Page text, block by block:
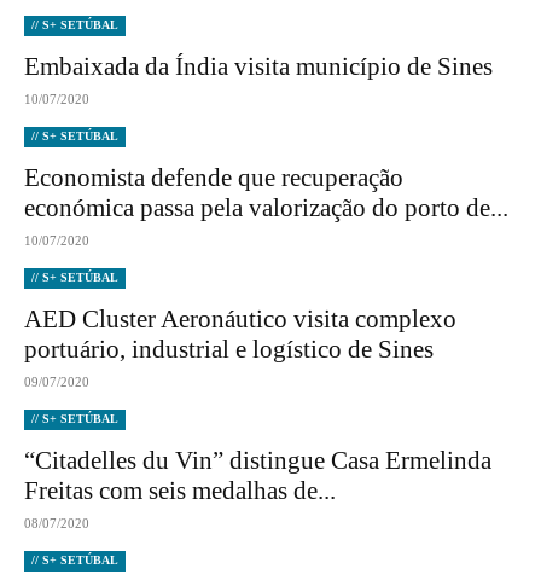
// S+ SETÚBAL
Embaixada da Índia visita município de Sines
10/07/2020
// S+ SETÚBAL
Economista defende que recuperação
económica passa pela valorização do porto de...
10/07/2020
// S+ SETÚBAL
AED Cluster Aeronáutico visita complexo
portuário, industrial e logístico de Sines
09/07/2020
// S+ SETÚBAL
“Citadelles du Vin” distingue Casa Ermelinda
Freitas com seis medalhas de...
08/07/2020
// S+ SETÚBAL